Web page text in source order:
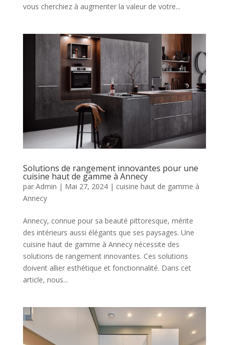
vous cherchiez à augmenter la valeur de votre...
Solutions de rangement innovantes pour une
cuisine haut de gamme à Annecy
par Admin | Mai 27, 2024| cuisine haut de gamme à
Annecy
Annecy, connue pour sa beauté pittoresque, mérite
des intérieurs aussi élégants que ses paysages. Une
cuisine haut de gamme à Annecy nécessite des
solutions de rangement innovantes. Ces solutions
doivent allier esthétique et fonctionnalité. Dans cet
article, nous...